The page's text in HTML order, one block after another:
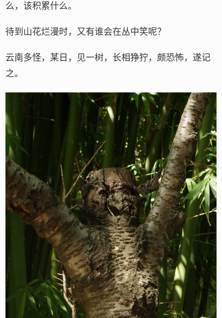
么，该积累什么。
待到山花烂漫时，又有谁会在丛中笑呢？
云南多怪，某日，见一树，长相狰狞，颇恐怖，遂记
之。